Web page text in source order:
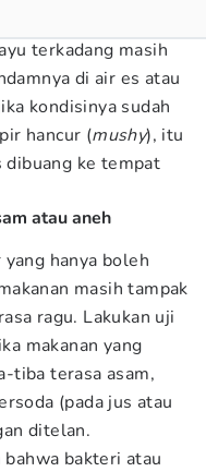
terkadang masih
di air es atau
kondisinya sudah
hancur (mushy), itu
dibuang ke tempat
atau aneh
hanya boleh
masih tampak
ragu. Lakukan uji
makanan yang
tiba terasa asam,
(pada jus atau
ditelan.
bakteri atau